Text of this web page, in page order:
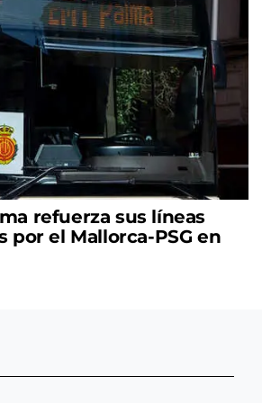
refuerza sus líneas
por el Mallorca-PSG en